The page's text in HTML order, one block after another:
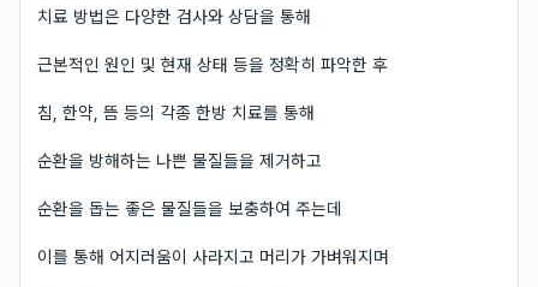
치료 방법은 다양한 검사와 상담을 통해
근본적인 원인 및 현재 상태 등을 정확히 파악한 후
침, 한약, 뜸 등의 각종 한방 치료를 통해
순환을 방해하는 나쁜 물질들을 제거하고
순환을 돕는 좋은 물질들을 보충하여 주는데
이를 통해 어지러움이 사라지고 머리가 가벼워지며